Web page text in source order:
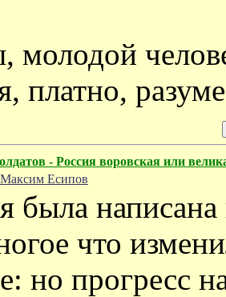
молодой
платно,
- Россия воровская или
Максим Есипов
была
что
но прогресс